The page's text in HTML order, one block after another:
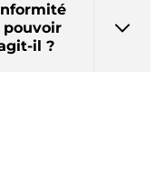
il ?